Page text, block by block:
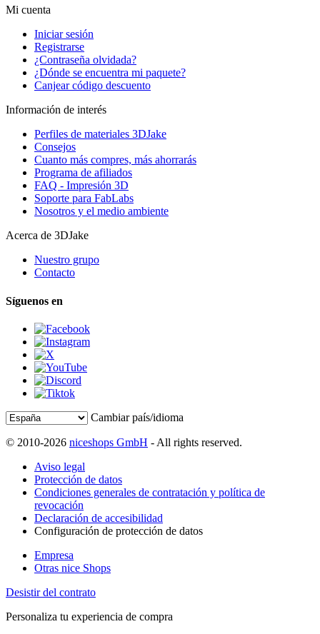
Mi cuenta
Iniciar sesión
Registrarse
¿Contraseña olvidada?
¿Dónde se encuentra mi paquete?
Canjear código descuento
Información de interés
Perfiles de materiales 3DJake
Consejos
Cuanto más compres, más ahorrarás
Programa de afiliados
FAQ - Impresión 3D
Soporte para FabLabs
Nosotros y el medio ambiente
Acerca de 3DJake
Nuestro grupo
Contacto
Síguenos en
Cambiar país/idioma
© 2010-2026 niceshops GmbH - All rights reserved.
Aviso legal
Protección de datos
Condiciones generales de contratación y política de
revocación
Declaración de accesibilidad
Configuración de protección de datos
Empresa
Otras nice Shops
Desistir del contrato
Personaliza tu experiencia de compra